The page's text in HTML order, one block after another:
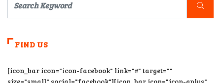
FIND US
[icon_bar icon="icon-facebook" link="#" target=""